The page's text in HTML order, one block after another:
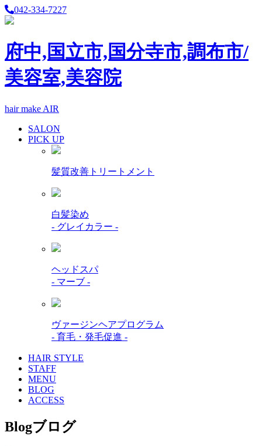
042-334-7227
府中,国立市,国分寺市,調布市/
美容室,美容院
hair make AIR
SALON
PICK UP
髪質改善トリートメント
白髪染め
- グレイカラー -
ヘッドスパ
- マーブ -
ヴァージンヘアプログラム
- 育毛・発毛促進 -
HAIR STYLE
STAFF
MENU
BLOG
ACCESS
Blogブログ